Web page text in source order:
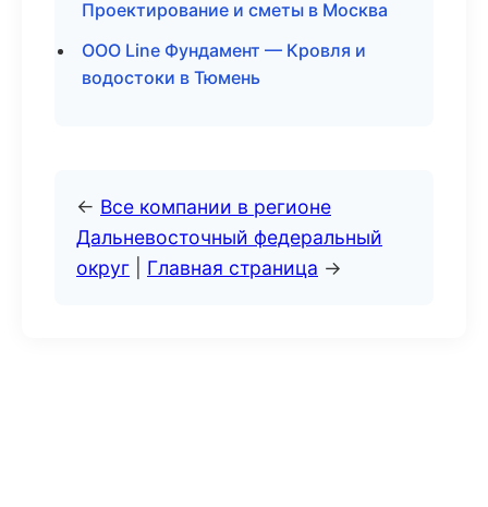
Проектирование и сметы в Москва
ООО Line Фундамент — Кровля и
водостоки в Тюмень
← Все компании в регионе
Дальневосточный федеральный
округ
Главная страница →